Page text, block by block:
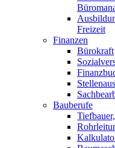
Freizeit
Finanzen
Bürokraft
Bauberufe